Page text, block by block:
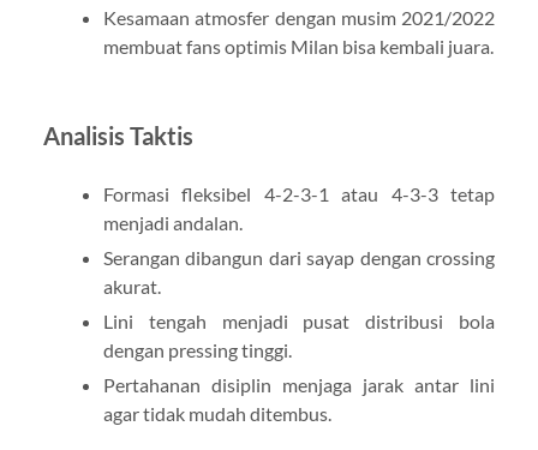
Kesamaan atmosfer dengan musim 2021/2022
membuat fans optimis Milan bisa kembali juara.
Analisis Taktis
Formasi fleksibel 4-2-3-1 atau 4-3-3 tetap
menjadi andalan.
Serangan dibangun dari sayap dengan crossing
akurat.
Lini tengah menjadi pusat distribusi bola
dengan pressing tinggi.
Pertahanan disiplin menjaga jarak antar lini
agar tidak mudah ditembus.